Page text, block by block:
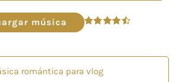
de
audio
música
romántica para vlog